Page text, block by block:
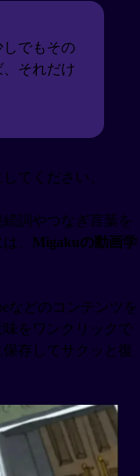
しでもその
それだけ
てください。
詞やつなぎ言葉を
、 Migakuの動画学
などのコンテンツを
をワンクリックで
存してサクッと復